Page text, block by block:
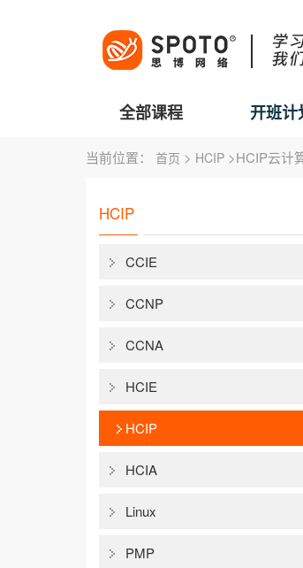
全部课程 开班计
当前位置： 首页 > HCIP >HCIP云计
HCIP
CCIE
CCNP
CCNA
HCIE
HCIP
HCIA
Linux
PMP